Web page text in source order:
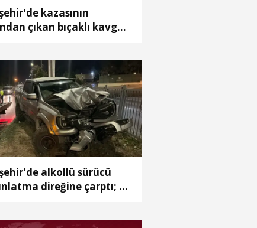
kazasının
çıkan bıçaklı kavga
alkollü sürücü
direğine çarptı; 1